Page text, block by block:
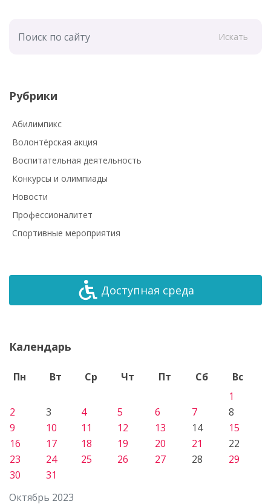
Искать
Рубрики
Абилимпикс
Волонтёрская акция
Воспитательная деятельность
Конкурсы и олимпиады
Новости
Профессионалитет
Спортивные мероприятия
Доступная среда
Календарь
Октябрь 2023
Пн Вт Ср Чт Пт Сб
Вс
1
2
3 4 5 6 7
8
9
10 11 12 13 14
15
16
17 18 19 20 21
22
23
24 25 26 27 28
29
30
31